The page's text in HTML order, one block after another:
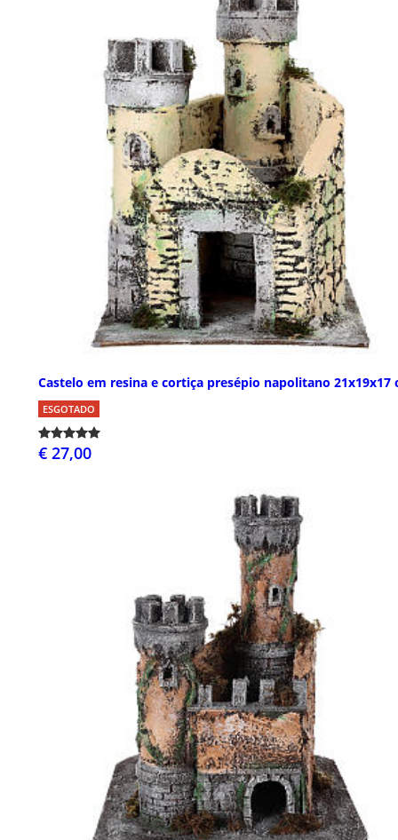
Castelo em resina e cortiça presépio napolitano 21x19x17
ESGOTADO
€ 27,00